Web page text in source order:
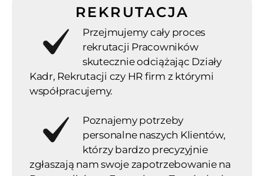
REKRUTACJA
Przejmujemy cały proces
rekrutacji Pracowników
skutecznie odciążając Działy
Kadr, Rekrutacji czy HR firm z którymi
współpracujemy.
Poznajemy potrzeby
personalne naszych Klientów,
którzy bardzo precyzyjnie
zgłaszają nam swoje zapotrzebowanie na